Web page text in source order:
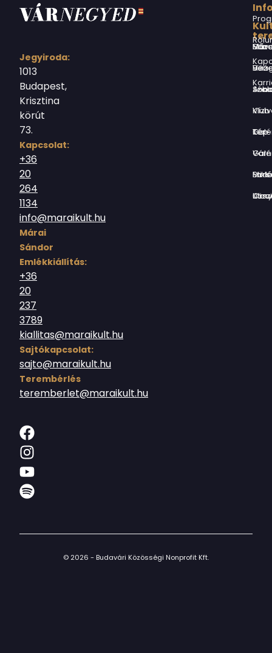
Jegyiroda:
1013
Budapest,
Krisztina
körút
73.
Kapcsolat:
+36
20
264
1134
info@maraikult.hu
Márai
Sándor
Emlékkiállítás:
+36
20
237
3789
kiallitas@maraikult.hu
Sajtókapcsolat:
sajto@maraikult.hu
Terembérlés
teremberlet@maraikult.hu
Márai Sándor Művelődési Ház
Virág Benedek Ház
Jókai Anna
Vízivárosi Klub
Tér-Kép
Várnegyed
Borsos
Országház
© 2026 - Budavári Közösségi Nonprofit Kft.